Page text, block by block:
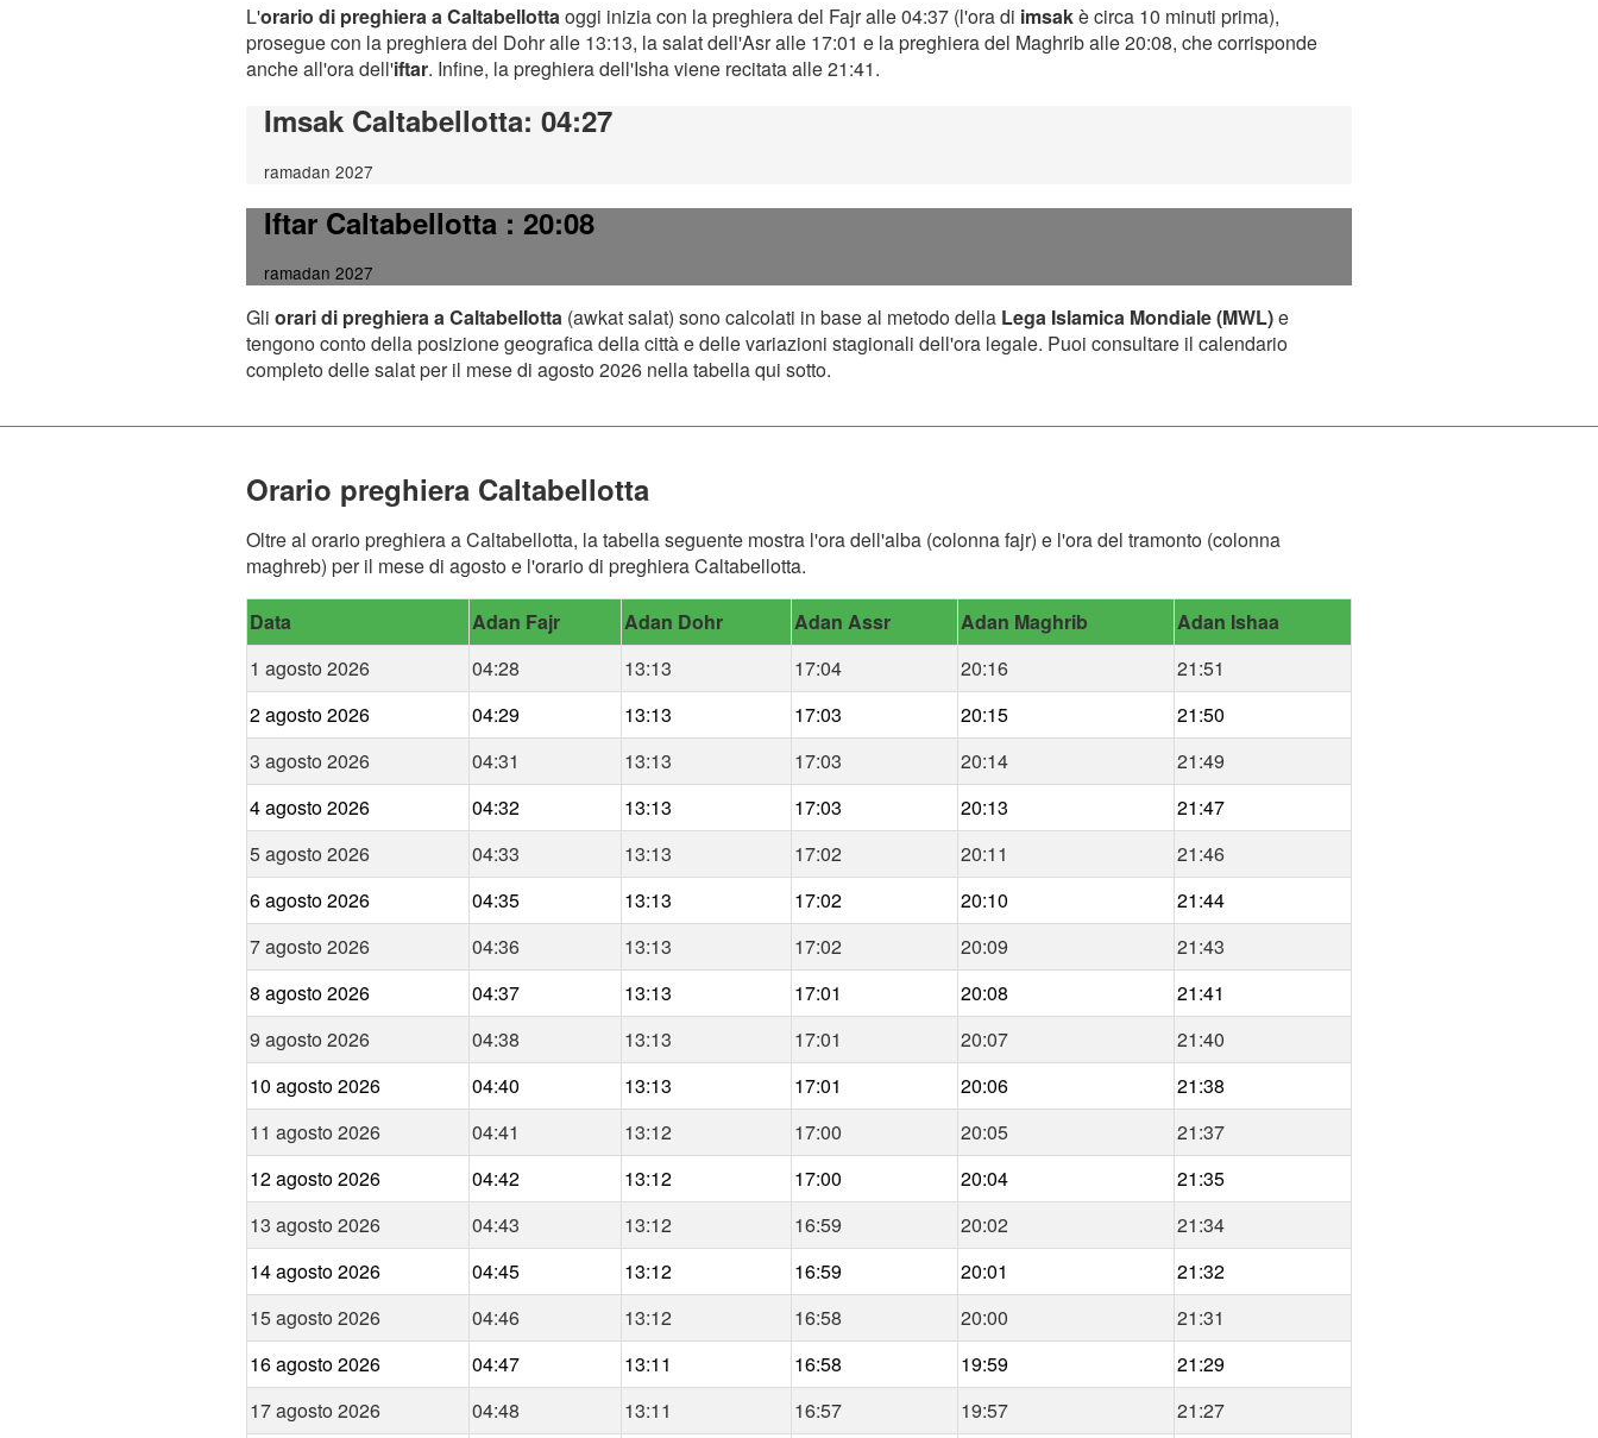
L'orario di preghiera a Caltabellottaoggi inizia con la preghiera del Fajr alle 04:37 (l'ora di imsakè circa 10 minuti prima),
prosegue con la preghiera del Dohr alle 13:13, la salat dell'Asr alle 17:01 e la preghiera del Maghrib alle 20:08, che corrisponde
anche all'ora dell'iftar. Infine, la preghiera dell'Isha viene recitata alle 21:41.
Imsak Caltabellotta: 04:27
ramadan 2027
Iftar Caltabellotta: 20:08
ramadan 2027
Gli orari di preghiera a Caltabellotta (awkat salat) sono calcolati in base al metodo della Lega Islamica Mondiale (MWL)e
tengono conto della posizione geografica della città e delle variazioni stagionali dell'ora legale. Puoi consultare il calendario
completo delle salat per il mese di agosto 2026 nella tabella qui sotto.
Orario preghiera Caltabellotta
Oltre al orario preghiera a Caltabellotta, la tabella seguente mostra l'ora dell'alba (colonna fajr) e l'ora del tramonto (colonna
maghreb) per il mese di agosto e l'orario di preghiera Caltabellotta.
Data Adan Fajr Adan Dohr Adan Assr Adan Maghrib
Adan Ishaa
1 agosto 2026
04:28 13:13 17:04 20:16
21:51
2 agosto 2026
04:29 13:13 17:03 20:15
21:50
3 agosto 2026
04:31 13:13 17:03 20:14
21:49
4 agosto 2026
04:32 13:13 17:03 20:13
21:47
5 agosto 2026
04:33 13:13 17:02 20:11
21:46
6 agosto 2026
04:35 13:13 17:02 20:10
21:44
7 agosto 2026
04:36 13:13 17:02 20:09
21:43
8 agosto 2026
04:37 13:13 17:01 20:08
21:41
9 agosto 2026
04:38 13:13 17:01 20:07
21:40
10 agosto 2026
04:40 13:13 17:01 20:06
21:38
11 agosto 2026
04:41 13:12 17:00 20:05
21:37
12 agosto 2026
04:42 13:12 17:00 20:04
21:35
13 agosto 2026
04:43 13:12 16:59 20:02
21:34
14 agosto 2026
04:45 13:12 16:59 20:01
21:32
15 agosto 2026
04:46 13:12 16:58 20:00
21:31
16 agosto 2026
04:47 13:11 16:58 19:59
21:29
17 agosto 2026
04:48 13:11 16:57 19:57
21:27